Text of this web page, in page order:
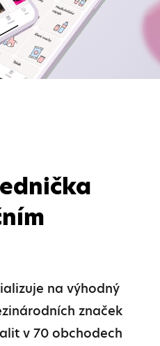
na výhodný
značek
v 70 obchodech